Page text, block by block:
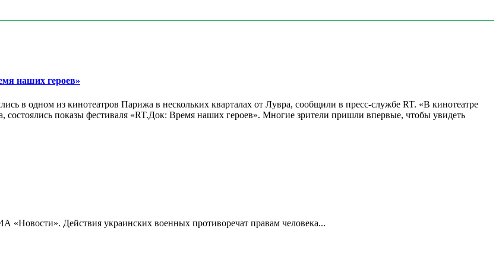
наших героев»
в одном из кинотеатров Парижа в нескольких кварталах от Лувра, сообщили в пресс-службе RT. «В кинотеатре
состоялись показы фестиваля «RT.Док: Время наших героев». Многие зрители пришли впервые, чтобы увидеть
Действия украинских военных противоречат правам человека...